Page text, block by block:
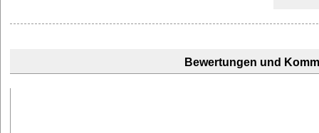
Bewertungen und